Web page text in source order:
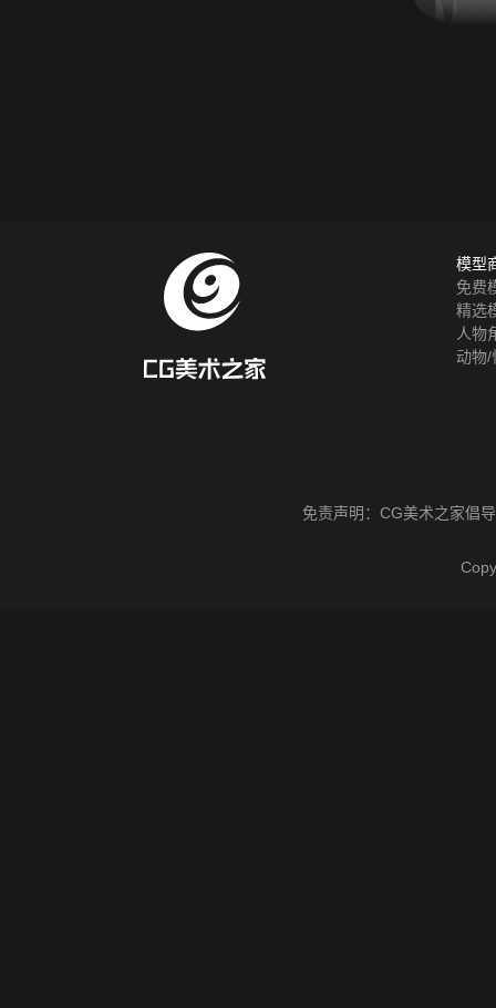
模型
免费
精选
人物
动物/
免责声明： CG美术之家倡